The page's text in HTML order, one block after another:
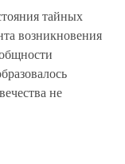
тайных
возникновения
не